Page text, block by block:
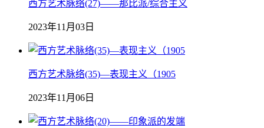
西方艺术脉络(27)——那比派/综合主义
2023年11月03日
西方艺术脉络(35)—表现主义（1905
2023年11月06日